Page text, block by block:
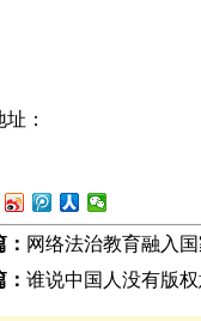
：
： 网络法治教育融入
谁说中国人没有版